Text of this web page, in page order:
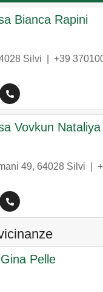
Bianca Rapini
Silvi +39
Vovkun Nataliya
49, 64028 Silvi
Pelle